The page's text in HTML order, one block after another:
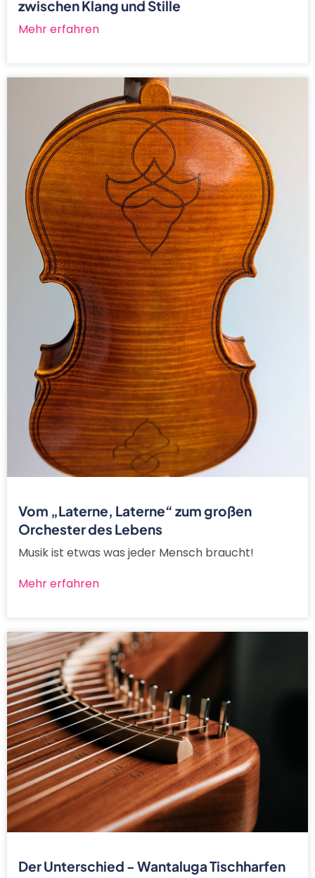
zwischen Klang und Stille
Mehr erfahren
Vom „Laterne, Laterne“ zum großen
Orchester des Lebens
Musik ist etwas was jeder Mensch braucht!
Mehr erfahren
Der Unterschied - Wantaluga Tischharfen